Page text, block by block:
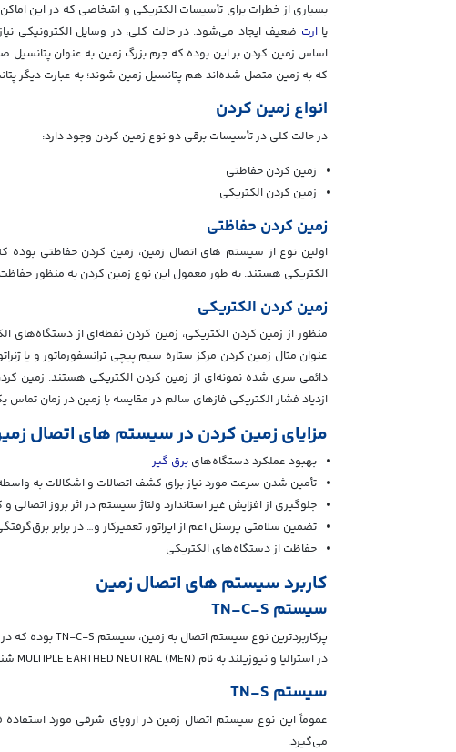
بسیاری از خطرات برای تأسیسات الکتریکی و اشخاصی که در این
یاارت ضعیف ایجاد می‌شود. در حالت کلی، در وسایل الکترونیکی
اساس زمین کردن بر این بوده که جرم بزرگ زمین به عنوان
که به زمین متصل شده‌اند هم پتانسیل زمین شوند؛ به عبارت دیگر
انواع زمین کردن
در حالت کلی در تأسیسات برقی دو نوع زمین کردن وجود دارد:
زمین کردن حفاظتی
زمین کردن الکتریکی
زمین کردن حفاظتی
اولین نوع از سیستم های اتصال زمین، زمین کردن حفاظتی بوده
الکتریکی هستند. به طور معمول این نوع زمین کردن به منظور
زمین کردن الکتریکی
منظور از زمین کردن الکتریکی، زمین کردن نقطه‌ای از دستگاه‌های
عنوان مثال زمین کردن مرکز ستاره سیم پیچی ترانسفورماتور و یا
دائمی سری شده نمونه‌ای از زمین کردن الکتریکی هستند. زمین
ازدیاد فشار الکتریکی فازهای سالم در مقایسه با زمین در زمان تماس
مزایای زمین کردن در سیستم های اتصال
بهبود عملکرد دستگاه‌های برق گیر
تأمین شدن سرعت مورد نیاز برای کشف اتصالات و اشکالات به
جلوگیری از افزایش غیر استاندارد ولتاژ سیستم در اثر بروز اتصالی
تضمین سلامتی پرسنل اعم از اپراتور، تعمیرکار و… در برابر
حفاظت از دستگاه‌های الکتریکی
کاربرد سیستم های اتصال زمین
سیستم TN-C-S
پرکاربردترین نوع سیستم اتصال به زمین، سیستم TN-C-S بوده که در انگلستان تحت عنوان (PROTECTIVE MULTIPLE EARTHING (
در استرالیا و نیوزیلند به نام (MULTIPLE EARTHED NEUTRAL (MEN شناخته می‌شود.
سیستم TN-S
می‌گیرد.